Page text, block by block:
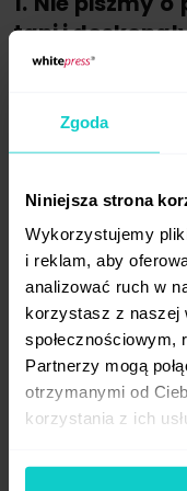
Zgoda
Niniejsza strona
Wykorzystujemy
i reklam, aby
analizować ruch w
korzystasz z naszej
społecznościowym,
Partnerzy mogą
otrzymanymi od
korzystania z ich
tani i
Nawet jeśli
będą miały
na
będzie mógł
do sytuacji mu
przed
światło
rolety, które
światła
do
cienia".
2. Nie